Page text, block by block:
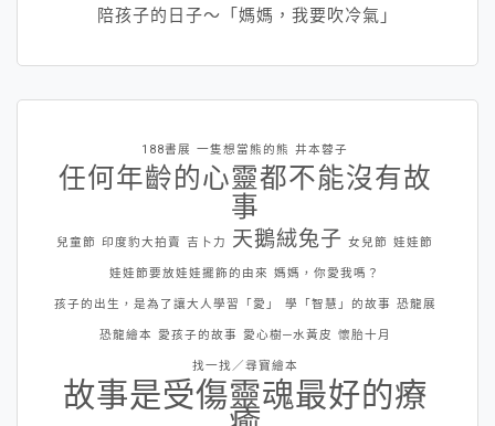
陪孩子的日子～「媽媽，我要吹冷氣」
188書展 一隻想當熊的熊 井本蓉子
任何年齡的心靈都不能沒有故
事
兒童節 印度豹大拍賣 吉卜力 天鵝絨兔子 女兒節 娃娃節
娃娃節要放娃娃擺飾的由來 媽媽，你愛我嗎？
孩子的出生，是為了讓大人學習「愛」 學「智慧」的故事 恐龍展
恐龍繪本 愛孩子的故事 愛心樹─水黃皮 懷胎十月
找一找／尋寶繪本
故事是受傷靈魂最好的療